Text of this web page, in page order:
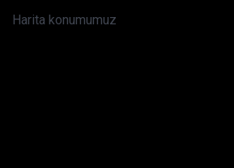
Harita konumumuz